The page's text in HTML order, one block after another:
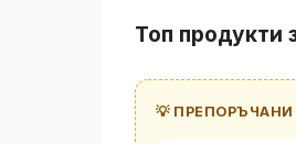
Топ продукти
💡